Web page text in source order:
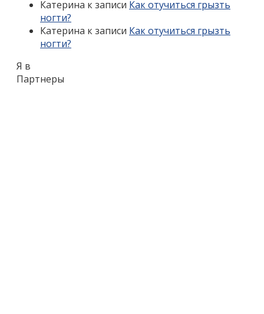
Катерина к записи Как отучиться грызть
ногти?
Катерина к записи Как отучиться грызть
ногти?
Я в
Партнеры